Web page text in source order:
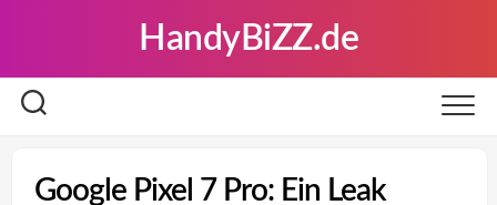
HandyBiZZ.de
Google Pixel 7 Pro: Ein Leak